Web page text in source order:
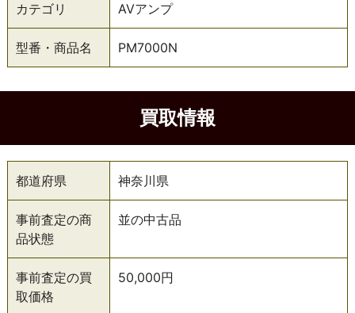
カテゴリ AVアンプ
型番・商品名 PM7000N
買取情報
都道府県 神奈川県
事前査定の商
品状態
並の中古品
事前査定の買
取価格
50,000円